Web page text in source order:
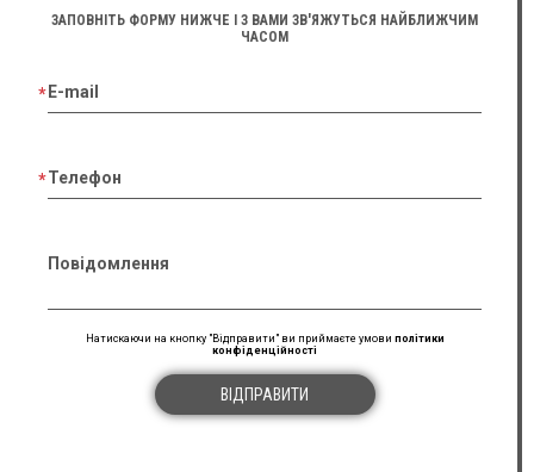
ЗАПОВНІТЬ ФОРМУ НИЖЧЕ І З ВАМИ ЗВ'ЯЖУТЬСЯ НАЙБЛИЖЧИМ
ЧАСОМ
E-mail
Телефон
Повідомлення
Натискаючи на кнопку "Відправити" ви приймаєте умови політики
конфіденційності
ВІДПРАВИТИ